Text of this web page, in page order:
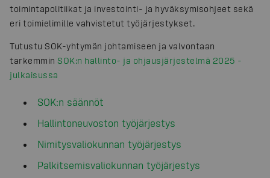
toimintapolitiikat ja investointi- ja hyväksymisohjeet sekä
eri toimielimille vahvistetut työjärjestykset.
Tutustu SOK-yhtymän johtamiseen ja valvontaan
tarkemmin SOK:n hallinto- ja ohjausjärjestelmä 2025 -
julkaisussa
SOK:n säännöt
Hallintoneuvoston työjärjestys
Nimitysvaliokunnan työjärjestys
Palkitsemisvaliokunnan työjärjestys